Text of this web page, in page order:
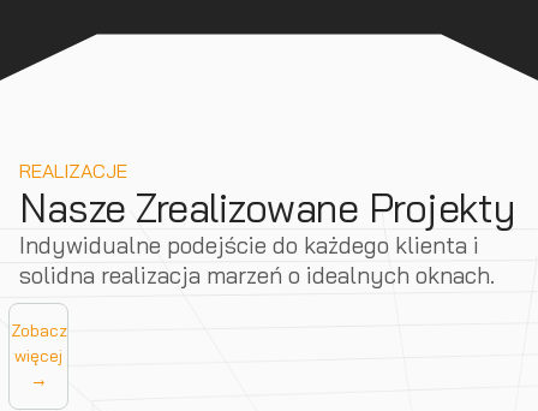
REALIZACJE
Nasze Zrealizowane Projekty
Indywidualne podejście do każdego klienta i
solidna realizacja marzeń o idealnych oknach.
Zobacz
więcej
→